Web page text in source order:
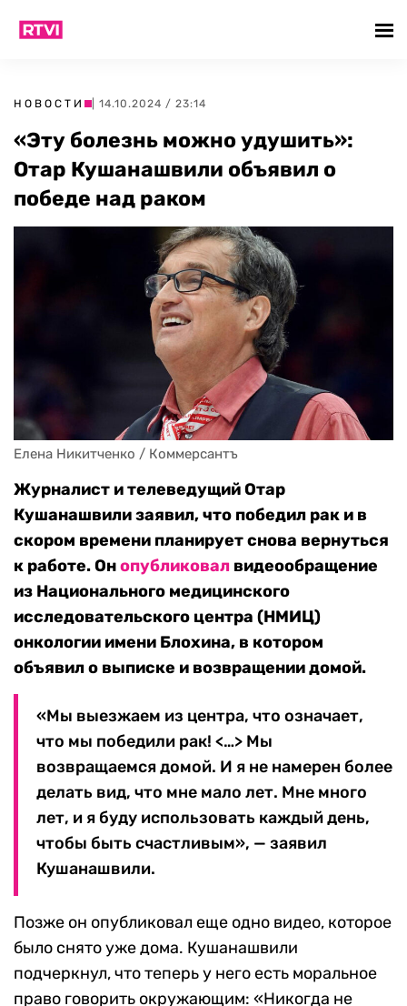
НОВОСТИ | 14.10.2024 / 23:14
«Эту болезнь можно удушить»:
Отар Кушанашвили объявил о
победе над раком
Елена Никитченко / Коммерсантъ
Журналист и телеведущий Отар
Кушанашвили заявил, что победил рак и в
скором времени планирует снова вернуться
к работе. Онопубликовал видеообращение
из Национального медицинского
исследовательского центра (НМИЦ)
онкологии имени Блохина, в котором
объявил о выписке и возвращении домой.
«Мы выезжаем из центра, что означает,
что мы победили рак! <…> Мы
возвращаемся домой. И я не намерен более
делать вид, что мне мало лет. Мне много
лет, и я буду использовать каждый день,
чтобы быть счастливым», — заявил
Кушанашвили.
Позже он опубликовал еще одно видео, которое
было снято уже дома. Кушанашвили
подчеркнул, что теперь у него есть моральное
право говорить окружающим: «Никогда не